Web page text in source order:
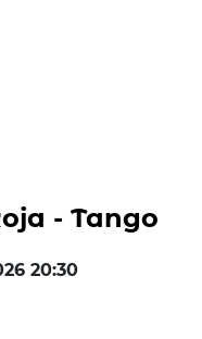
- Tango
20:30